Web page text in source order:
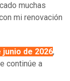
muchas
mi renovación
junio de 2026,
continúe a